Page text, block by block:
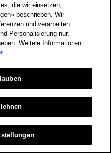
die wir einsetzen,
beschrieben. Wir
und verarbeiten
Personalisierung nur,
Weitere Informationen
.